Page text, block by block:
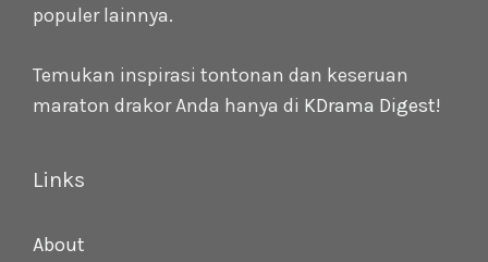
populer lainnya.
Temukan inspirasi tontonan dan keseruan
maraton drakor Anda hanya di KDrama Digest!
Links
About